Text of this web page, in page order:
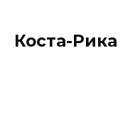
Коста-Рика